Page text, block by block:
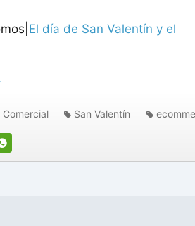
El día de San Valentín y el
San Valentín